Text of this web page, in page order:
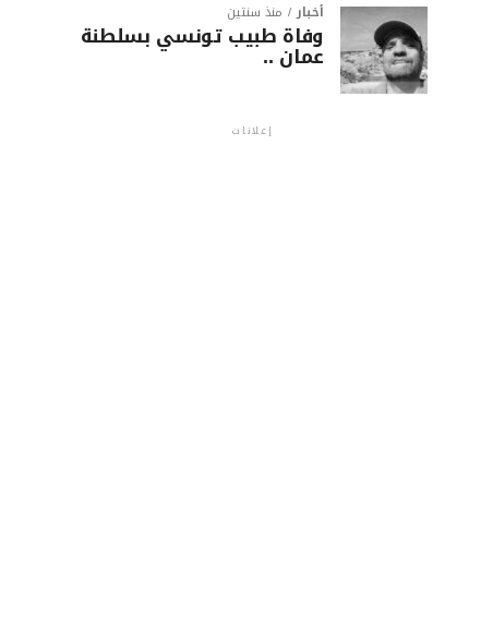
أخبار منذ سنتين
وفاة طبيب تونسي بسلطنة
عمان ..
إعلانات